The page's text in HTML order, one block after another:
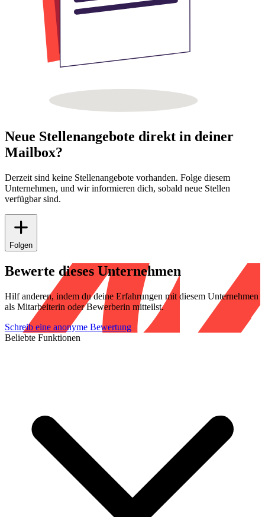
Neue Stellenangebote direkt in deiner
Mailbox?
Derzeit sind keine Stellenangebote vorhanden. Folge diesem
Unternehmen, und wir informieren dich, sobald neue Stellen
verfügbar sind.
Folgen
Bewerte dieses Unternehmen
Hilf anderen, indem du deine Erfahrungen mit diesem Unternehmen
als Mitarbeiterin oder Bewerberin mitteilst.
Schreib eine anonyme Bewertung
Beliebte Funktionen